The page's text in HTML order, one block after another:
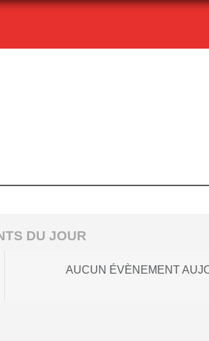
DU JOUR
AUCUN ÉVÈNEMENT